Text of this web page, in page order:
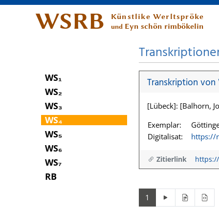
WSRB Künstlike Werltspröke
und Eyn schön rimbökelin
WS₁
WS₂
WS₃
WS₄
WS₅
WS₆
WS₇
RB
Transkription von
[Lübeck]: [Balhorn,
Exemplar:
Digitalisat:
https://
Zitierlink
1